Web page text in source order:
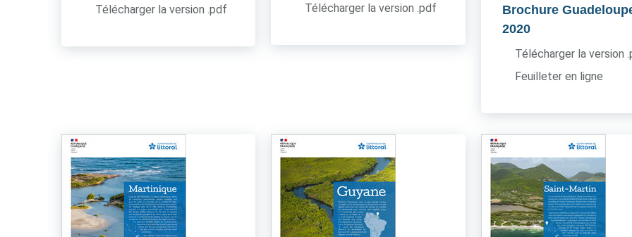
Télécharger la version .pdf Télécharger la version .pdf Brochure
2020
Télécharger la version
Feuilleter en ligne